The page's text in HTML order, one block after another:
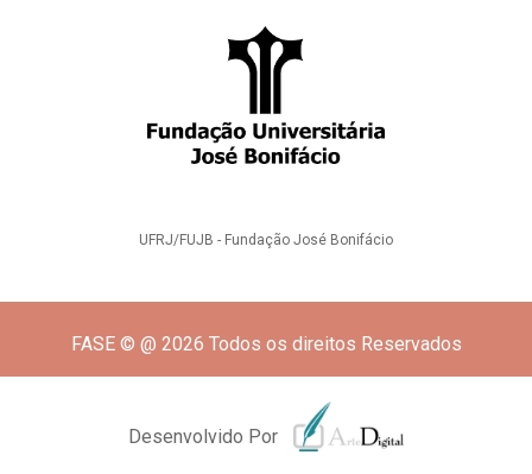
UFRJ/FUJB - Fundação José Bonifácio
FASE © @ 2026 Todos os direitos Reservados
Desenvolvido Por